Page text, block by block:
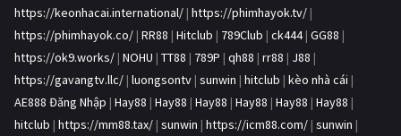
https://keonhacai.international/ | https://phimhayok.tv/ |
https://phimhayok.co/ | RR88 | Hitclub | 789Club | ck444| GG88 |
https://ok9.works/ | NOHU | TT88 | 789P | qh88 | rr88 | J88 |
https://gavangtv.llc/ | luongsontv | sunwin | hitclub | kèo nhà cái |
AE888 Đăng Nhập | Hay88 | Hay88 | Hay88 | Hay88 | Hay88 | Hay88 |
hitclub | https://mm88.tax/ | sunwin | https://icm88.com/ | sunwin |